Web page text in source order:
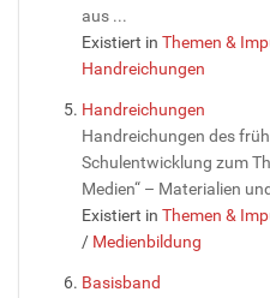
aus ...
Existiert in Themen &
Handreichungen
Handreichungen
Handreichungen des
Schulentwicklung zum
Medien“ – Materialien
Existiert in Themen &
/ Medienbildung
Basisband